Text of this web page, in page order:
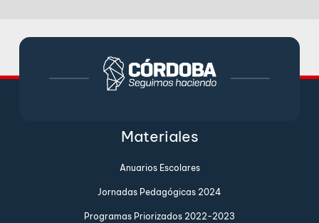
Materiales
Anuarios Escolares
Jornadas Pedagógicas 2024
Programas Priorizados 2022-2023